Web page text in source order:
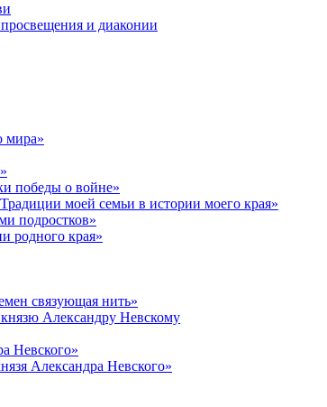
и диаконии
мира»
победы о войне»
моей семьи в истории моего края»
подростков»
родного края»
связующая нить»
Александру Невскому
Невского»
Александра Невского»